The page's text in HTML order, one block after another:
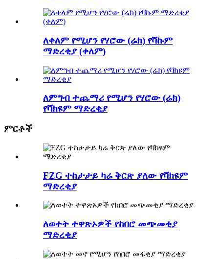
ለቀለም የሚሆን የሃሮው (ሬክ) የቫኩም
ማድረቂያ (ቀለም)
ለምግብ ተጨማሪ የሚሆን የሃሮው (ሬክ)
የቫክዩም ማድረቂያ
ምርቶች
FZG ተከታታይ ካሬ ቅርጽ ያለው የቫክዩም
ማድረቂያ
ለወተት ተዋጽኦዎች የከበሮ መጭመቂያ
ማድረቂያ